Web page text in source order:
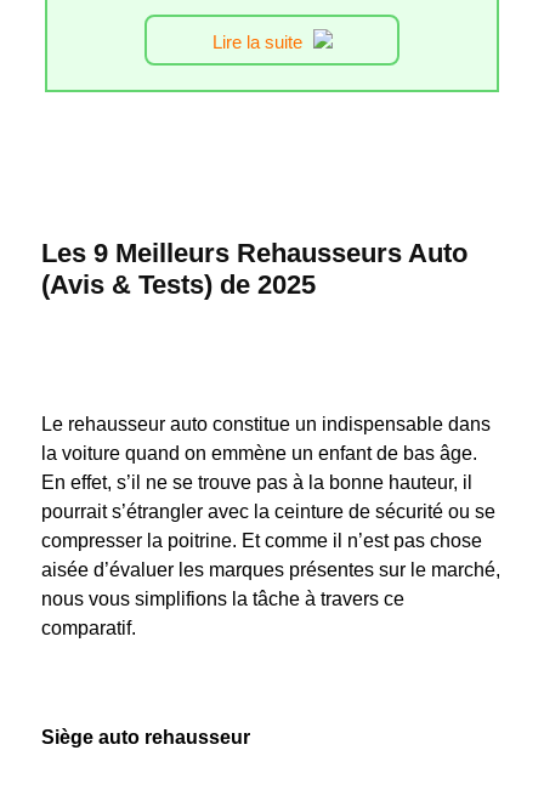
Lire la suite
Les 9 Meilleurs Rehausseurs Auto
(Avis & Tests) de 2025
Le rehausseur auto constitue un indispensable dans
la voiture quand on emmène un enfant de bas âge.
En effet, s’il ne se trouve pas à la bonne hauteur, il
pourrait s’étrangler avec la ceinture de sécurité ou se
compresser la poitrine. Et comme il n’est pas chose
aisée d’évaluer les marques présentes sur le marché,
nous vous simplifions la tâche à travers ce
comparatif.
Siège auto rehausseur